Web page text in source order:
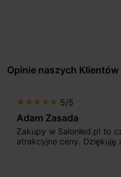
Opinie naszych Klientów
star star star star star 5/5
Adam Zasada
Zakupy w Salonled.pl to
atrakcyjne ceny. Dziękuję